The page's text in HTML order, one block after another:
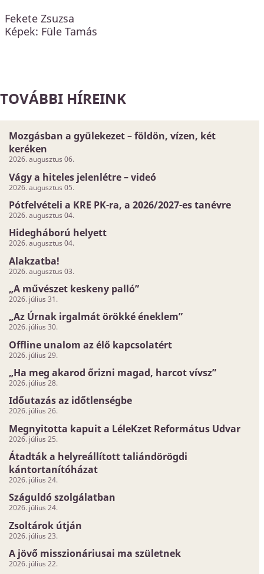
Fekete Zsuzsa
Képek: Füle Tamás
TOVÁBBI HÍREINK
Mozgásban a gyülekezet – földön, vízen, két
keréken
2026. augusztus 06.
Vágy a hiteles jelenlétre – videó
2026. augusztus 05.
Pótfelvételi a KRE PK-ra, a 2026/2027-es tanévre
2026. augusztus 04.
Hidegháború helyett
2026. augusztus 04.
Alakzatba!
2026. augusztus 03.
„A művészet keskeny palló”
2026. július 31.
„Az Úrnak irgalmát örökké éneklem”
2026. július 30.
Offline unalom az élő kapcsolatért
2026. július 29.
„Ha meg akarod őrizni magad, harcot vívsz”
2026. július 28.
Időutazás az időtlenségbe
2026. július 26.
Megnyitotta kapuit a LéleKzet Református Udvar
2026. július 25.
Átadták a helyreállított taliándörögdi
kántortanítóházat
2026. július 24.
Száguldó szolgálatban
2026. július 24.
Zsoltárok útján
2026. július 23.
A jövő misszionáriusai ma születnek
2026. július 22.